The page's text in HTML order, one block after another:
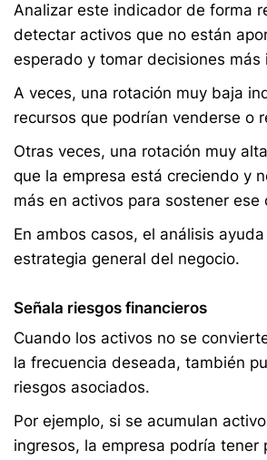
Analizar este indicador de forma
detectar activos que no están
esperado y tomar decisiones más
A veces, una rotación muy baja
recursos que podrían venderse o
Otras veces, una rotación muy
que la empresa está creciendo y
más en activos para sostener ese
En ambos casos, el análisis
estrategia general del negocio.
Señala riesgos financieros
Cuando los activos no se
la frecuencia deseada, también
riesgos asociados.
Por ejemplo, si se acumulan
ingresos, la empresa podría tener